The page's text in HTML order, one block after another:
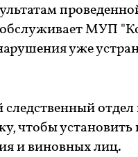
обслуживает МУП
уже
отдел
чтобы
и виновных лиц.